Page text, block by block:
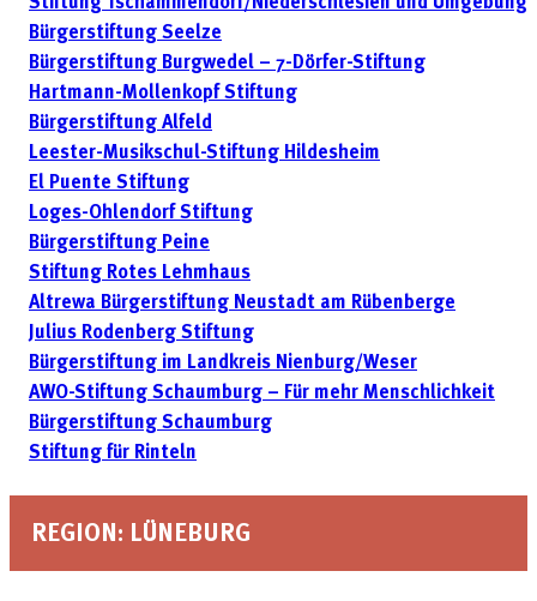
Bürgerstiftung Seelze
Bürgerstiftung Burgwedel – 7-Dörfer-Stiftung
Hartmann-Mollenkopf Stiftung
Bürgerstiftung Alfeld
Leester-Musikschul-Stiftung Hildesheim
El Puente Stiftung
Loges-Ohlendorf Stiftung
Bürgerstiftung Peine
Stiftung Rotes Lehmhaus
Altrewa Bürgerstiftung Neustadt am Rübenberge
Julius Rodenberg Stiftung
Bürgerstiftung im Landkreis Nienburg/Weser
AWO-Stiftung Schaumburg – Für mehr Menschlichkeit
Bürgerstiftung Schaumburg
Stiftung für Rinteln
REGION: LÜNEBURG